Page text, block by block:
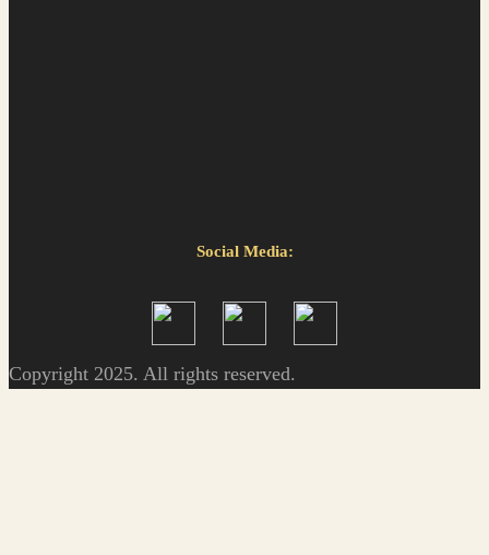
Social Media:
Copyright 2025. All rights reserved.